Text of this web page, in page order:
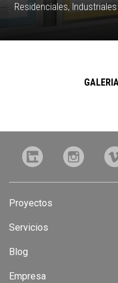
Residenciales,
Proyectos
LEED
CORPORATIVO
RESIDENCIAL
Servicios
CONSULTORÍA
PROYECTO
Blog
Empresa